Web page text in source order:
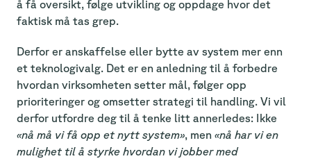
å få oversikt, følge utvikling og oppdage hvor det
faktisk må tas grep.
Derfor er anskaffelse eller bytte av system mer enn
et teknologivalg. Det er en anledning til å forbedre
hvordan virksomheten setter mål, følger opp
prioriteringer og omsetter strategi til handling. Vi vil
derfor utfordre deg til å tenke litt annerledes: Ikke
«nå må vi få opp et nytt system», men «nå har vi en
mulighet til å styrke hvordan vi jobber med